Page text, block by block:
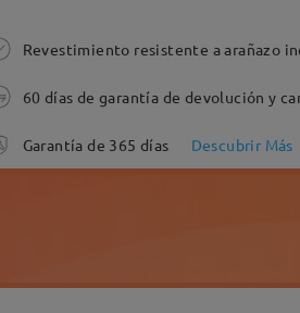
Revestimiento resistente a arañazo
60 días de garantía de devolución y
Garantía de 365 días Descubrir Más